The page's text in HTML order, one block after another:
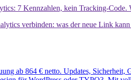
7 Kennzahlen, kein Tracking-Code.
verbinden: was der neue Link
ab 864 € netto. Updates,